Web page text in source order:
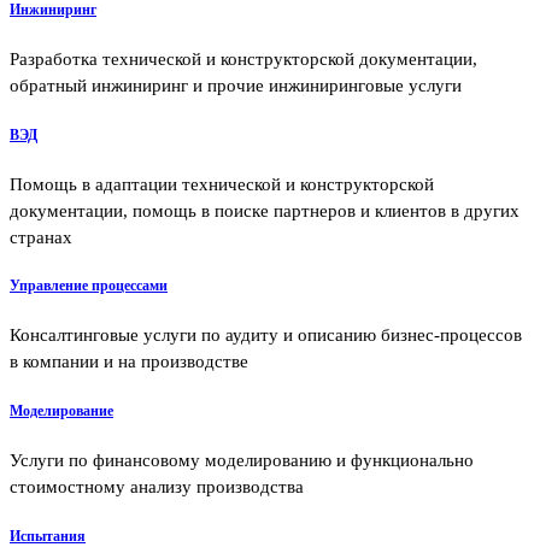
Инжиниринг
Разработка технической и конструкторской документации,
обратный инжиниринг и прочие инжиниринговые услуги
ВЭД
Помощь в адаптации технической и конструкторской
документации, помощь в поиске партнеров и клиентов в других
странах
Управление процессами
Консалтинговые услуги по аудиту и описанию бизнес-процессов
в компании и на производстве
Моделирование
Услуги по финансовому моделированию и функционально
стоимостному анализу производства
Испытания